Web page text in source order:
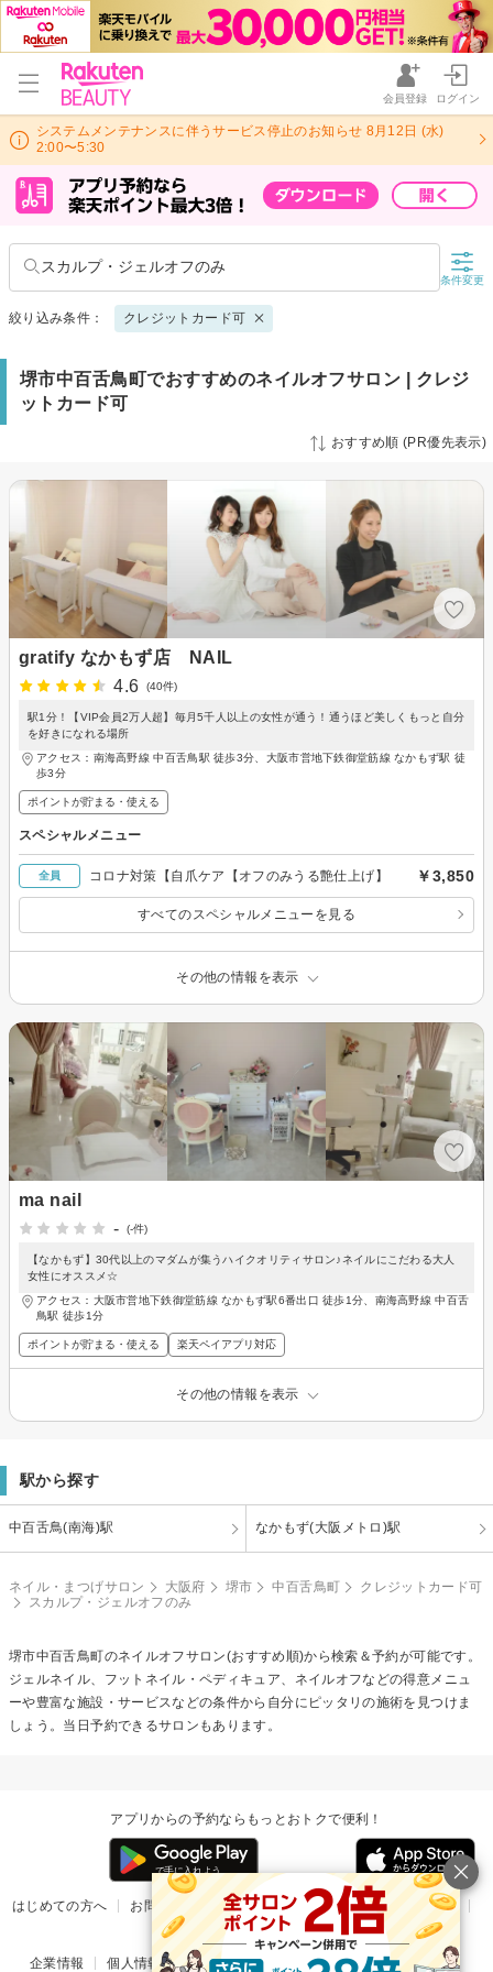
会員登録 ログイン
システムメンテナンスに伴うサービス停止のお知らせ 8月12日 (水)
2:00〜5:30
スカルプ・ジェルオフのみ
条件変更
絞り込み条件： クレジットカード可
堺市中百舌鳥町でおすすめのネイルオフサロン | クレジ
ットカード可
おすすめ順 (PR優先表示)
gratify なかもず店 NAIL
4.6
(40件)
駅1分！【VIP会員2万人超】毎月5千人以上の女性が通う！通うほど美しくもっと自分
を好きになれる場所
アクセス：南海高野線 中百舌鳥駅 徒歩3分、大阪市営地下鉄御堂筋線 なかもず駅 徒
歩3分
ポイントが貯まる・使える
スペシャルメニュー
全員 コロナ対策【自爪ケア【オフのみうる艶仕上げ】 ￥3,850
すべてのスペシャルメニューを見る
その他の情報を表示
ma nail
-
(-件)
【なかもず】30代以上のマダムが集うハイクオリティサロン♪ネイルにこだわる大人
女性にオススメ☆
アクセス：大阪市営地下鉄御堂筋線 なかもず駅6番出口 徒歩1分、南海高野線 中百舌
鳥駅 徒歩1分
ポイントが貯まる・使える 楽天ペイアプリ対応
その他の情報を表示
駅から探す
中百舌鳥(南海)駅 なかもず(大阪メトロ)駅
ネイル・まつげサロン 大阪府 堺市 中百舌鳥町
クレジットカード可
スカルプ・ジェルオフのみ
堺市中百舌鳥町のネイルオフサロン(おすすめ順)から検索＆予約が可能です。
ジェルネイル、フットネイル・ペディキュア、ネイルオフなどの得意メニュ
ーや豊富な施設・サービスなどの条件から自分にピッタリの施術を見つけま
しょう。当日予約できるサロンもあります。
アプリからの予約ならもっとおトクで便利！
はじめての方へ お問い合わせ ヘルプ リリース情報
利用規約
掲載ご希望のサロン様
企業情報 個人情報保護方針 楽天のサービス一覧 アプリ一覧